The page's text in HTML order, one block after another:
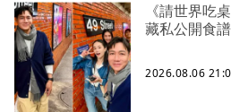
《請世界吃
藏私公開食
2026.08.06